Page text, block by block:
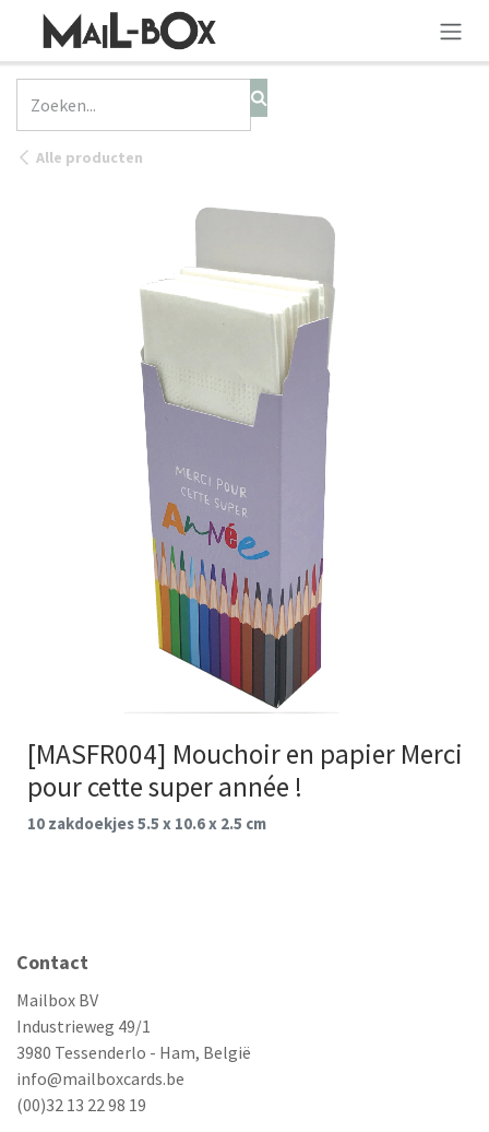
OVERSLAAN NAAR INHOUD
Alle producten
[MASFR004] Mouchoir en papier Merci
pour cette super année !
10 zakdoekjes 5.5 x 10.6 x 2.5 cm
Contact
Mailbox BV
Industrieweg 49/1
3980 Tessenderlo - Ham, België
info@mailboxcards.be
(00)32 13 22 98 19